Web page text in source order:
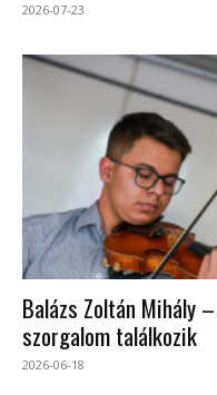
2026-07-23
Balázs Zoltán Mihály
szorgalom találkozik
2026-06-18